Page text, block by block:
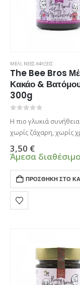
ΜΕΛΙ, ΝΕΕΣ ΑΦΙΞΕΙΣ
The Bee Bros
Κακάο &
300g
Η πιο γλυκιά
χωρίς ζάχαρη, χωρίς
και άλλες γλυκαντικές
Ένα άλειμμα υγιεινό
ζάχαρη και
Λαχταριστή Κρέμα
Κακάο και Βατόμουρο!
3,50 €
Άμεσα διαθέσιμο
ΠΡΟΣΘΉΚΗ ΣΤΟ